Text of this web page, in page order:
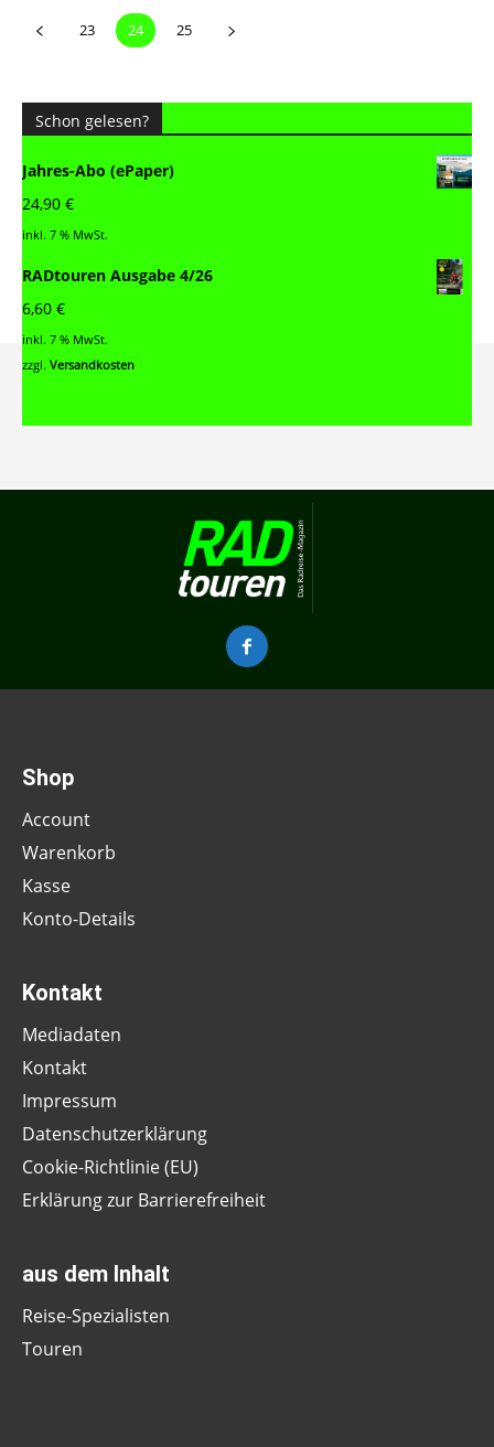
23 24 25
Schon gelesen?
Jahres-Abo (ePaper)
24,90 €
inkl. 7 % MwSt.
RADtouren Ausgabe 4/26
6,60 €
inkl. 7 % MwSt.
zzgl. Versandkosten
Shop
Account
Warenkorb
Kasse
Konto-Details
Kontakt
Mediadaten
Kontakt
Impressum
Datenschutzerklärung
Cookie-Richtlinie (EU)
Erklärung zur Barrierefreiheit
aus dem Inhalt
Reise-Spezialisten
Touren